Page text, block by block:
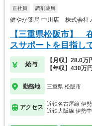
正社員 調剤薬局
健やか薬局 中川店 株式会社
【三重県松阪市】
スサポートを目指し
給与
【月収】28.0万
【年収】430万
勤務地 三重県 松阪市
アクセス
近鉄名古屋線 伊
近鉄大阪線 伊勢